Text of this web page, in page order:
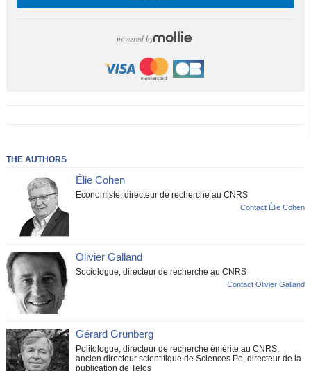
powered by
THE AUTHORS
Élie Cohen
Economiste, directeur de recherche au CNRS
Contact Élie Cohen
Olivier Galland
Sociologue, directeur de recherche au CNRS
Contact Olivier Galland
Gérard Grunberg
Politologue, directeur de recherche émérite au CNRS,
ancien directeur scientifique de Sciences Po, directeur de la
publication de Telos